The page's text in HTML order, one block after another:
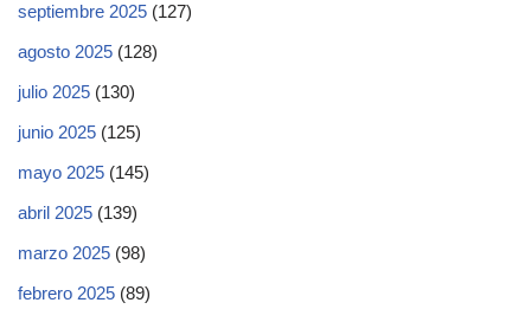
septiembre 2025 (127)
agosto 2025 (128)
julio 2025 (130)
junio 2025 (125)
mayo 2025 (145)
abril 2025 (139)
marzo 2025 (98)
febrero 2025 (89)